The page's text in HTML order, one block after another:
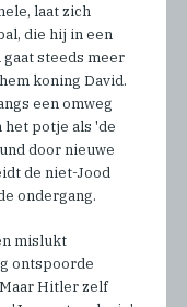
laat zich
die hij in een
steeds meer
koning David.
een omweg
potje als 'de
door nieuwe
de niet-Jood
ondergang.
mislukt
ontspoorde
Hitler zelf